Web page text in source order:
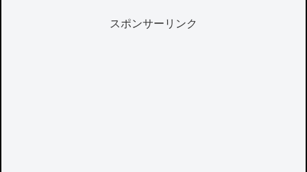
スポンサーリンク